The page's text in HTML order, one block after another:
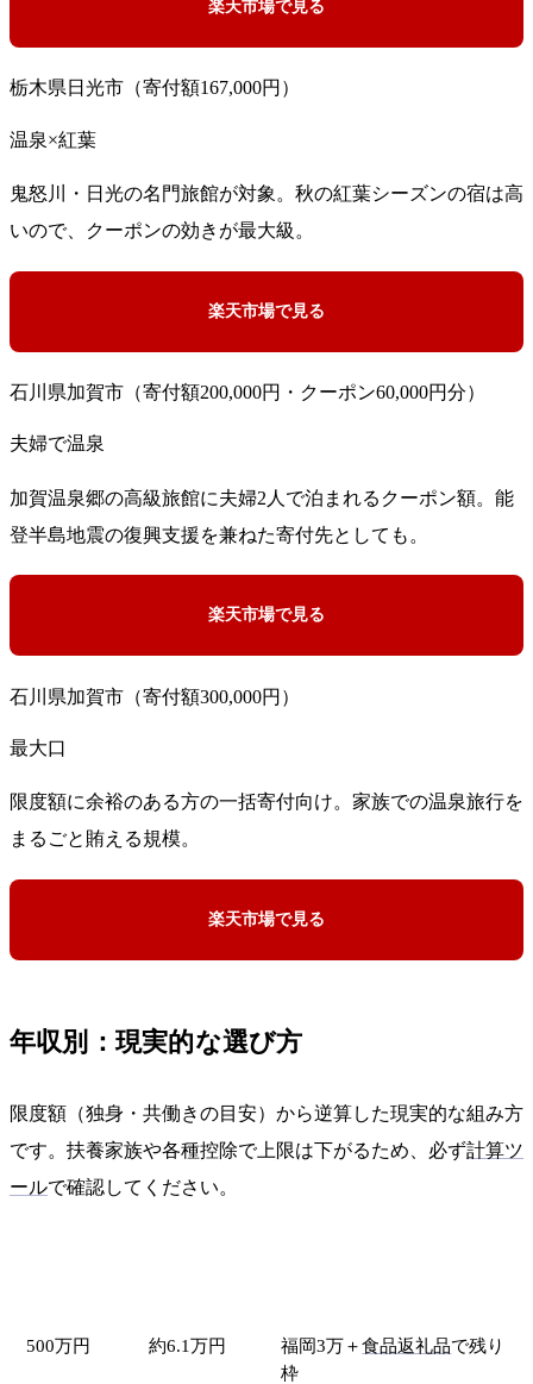
楽天市場で見る
栃木県日光市（寄付額167,000円）
温泉×紅葉
鬼怒川・日光の名門旅館が対象。秋の紅葉シーズンの宿は高
いので、クーポンの効きが最大級。
楽天市場で見る
石川県加賀市（寄付額200,000円・クーポン60,000円分）
夫婦で温泉
加賀温泉郷の高級旅館に夫婦2人で泊まれるクーポン額。能
登半島地震の復興支援を兼ねた寄付先としても。
楽天市場で見る
石川県加賀市（寄付額300,000円）
最大口
限度額に余裕のある方の一括寄付向け。家族での温泉旅行を
まるごと賄える規模。
楽天市場で見る
年収別：現実的な選び方
限度額（独身・共働きの目安）から逆算した現実的な組み方
です。扶養家族や各種控除で上限は下がるため、必ず計算ツ
ールで確認してください。
500万円 約6.1万円 福岡3万＋食品返礼品で残り
枠